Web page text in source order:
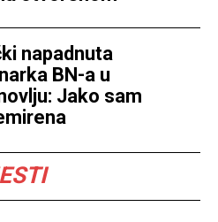
napadnuta
BN-a u
Jako sam